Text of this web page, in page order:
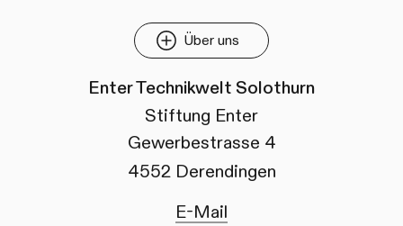
Über uns
Enter Technikwelt Solothurn
Stiftung Enter
Gewerbestrasse 4
4552 Derendingen
E-Mail